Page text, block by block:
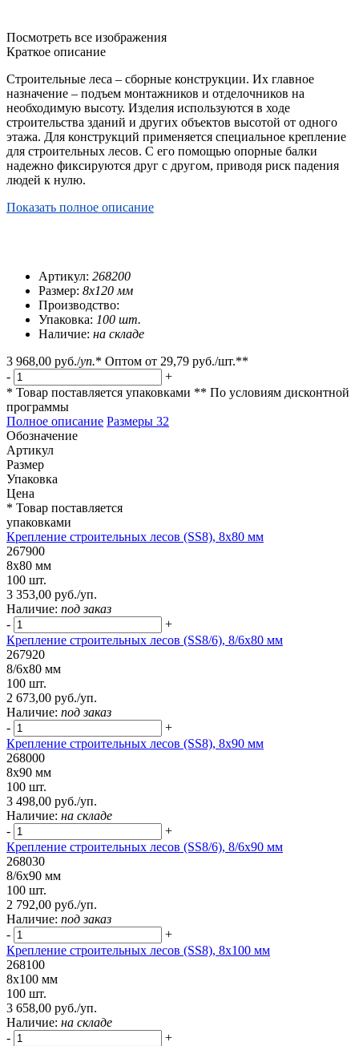
Посмотреть все изображения
Краткое описание
Строительные леса – сборные конструкции. Их главное
назначение – подъем монтажников и отделочников на
необходимую высоту. Изделия используются в ходе
строительства зданий и других объектов высотой от одного
этажа. Для конструкций применяется специальное крепление
для строительных лесов. С его помощью опорные балки
надежно фиксируются друг с другом, приводя риск падения
людей к нулю.
Показать полное описание
Артикул: 268200
Размер: 8х120 мм
Производство:
Упаковка: 100 шт.
Наличие: на складе
3 968,00 руб./уп.* Оптом от 29,79 руб./шт.**
-
+
* Товар поставляется упаковками ** По условиям дисконтной
программы
Полное описание Размеры 32
Обозначение
Артикул
Размер
Упаковка
Цена
* Товар поставляется
упаковками
Крепление строительных лесов (SS8), 8х80 мм
267900
8х80 мм
100 шт.
3 353,00 руб./уп.
Наличие: под заказ
-
+
Крепление строительных лесов (SS8/6), 8/6х80 мм
267920
8/6х80 мм
100 шт.
2 673,00 руб./уп.
Наличие: под заказ
-
+
Крепление строительных лесов (SS8), 8х90 мм
268000
8х90 мм
100 шт.
3 498,00 руб./уп.
Наличие: на складе
-
+
Крепление строительных лесов (SS8/6), 8/6х90 мм
268030
8/6х90 мм
100 шт.
2 792,00 руб./уп.
Наличие: под заказ
-
+
Крепление строительных лесов (SS8), 8х100 мм
268100
8х100 мм
100 шт.
3 658,00 руб./уп.
Наличие: на складе
-
+